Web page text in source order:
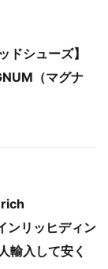
ドシューズ】
（マグナ
ンリッヒディン
輸入して安く